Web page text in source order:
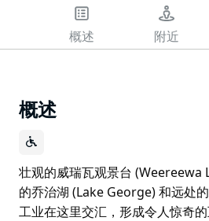
概述 附近
概述
壮观的威瑞瓦观景台
的乔治湖 (Lake George) 和远处
工业在这里交汇，形成令人惊奇